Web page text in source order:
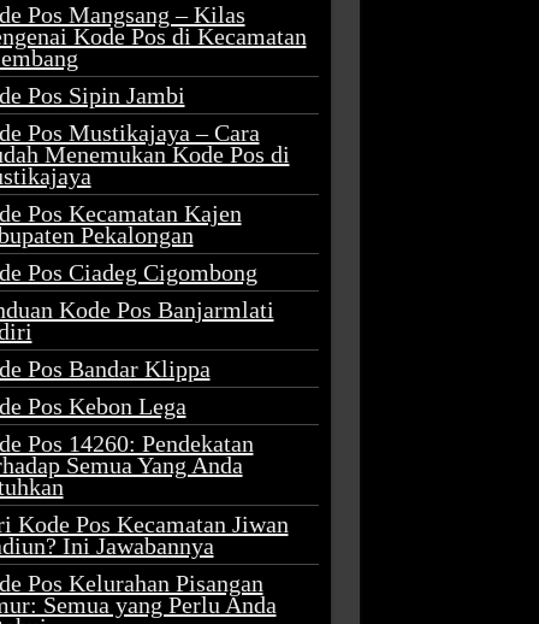
Pos Mangsang – Kilas
Kode Pos di Kecamatan
Pos Sipin Jambi
Pos Mustikajaya – Cara
Menemukan Kode Pos di
Pos Kecamatan Kajen
Pekalongan
Pos Ciadeg Cigombong
Kode Pos Banjarmlati
Pos Bandar Klippa
Pos Kebon Lega
Pos 14260: Pendekatan
Semua Yang Anda
Kode Pos Kecamatan Jiwan
Ini Jawabannya
Pos Kelurahan Pisangan
Semua yang Perlu Anda